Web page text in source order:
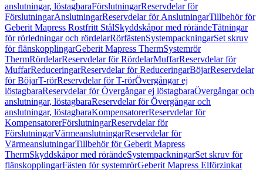
anslutningar, löstagbaraFörslutningarReservdelar för
FörslutningarAnslutningarReservdelar för AnslutningarTillbehör för
Geberit Mapress Rostfritt StålSkyddskåpor med rörändeTätningar
för rörledningar och rördelarRörfästenSystempackningarSet skruv
för flänskopplingarGeberit Mapress ThermSystemrör
ThermRördelarReservdelar för RördelarMuffarReservdelar för
MuffarReduceringarReservdelar för ReduceringarBöjarReservdelar
för BöjarT-rörReservdelar för T-rörÖvergångar ej
löstagbaraReservdelar för Övergångar ej löstagbaraÖvergångar och
anslutningar, löstagbaraReservdelar för Övergångar och
anslutningar, löstagbaraKompensatorerReservdelar för
KompensatorerFörslutningarReservdelar för
FörslutningarVärmeanslutningarReservdelar för
VärmeanslutningarTillbehör för Geberit Mapress
ThermSkyddskåpor med rörändeSystempackningarSet skruv för
flänskopplingarFästen för systemrörGeberit Mapress Elförzinkat